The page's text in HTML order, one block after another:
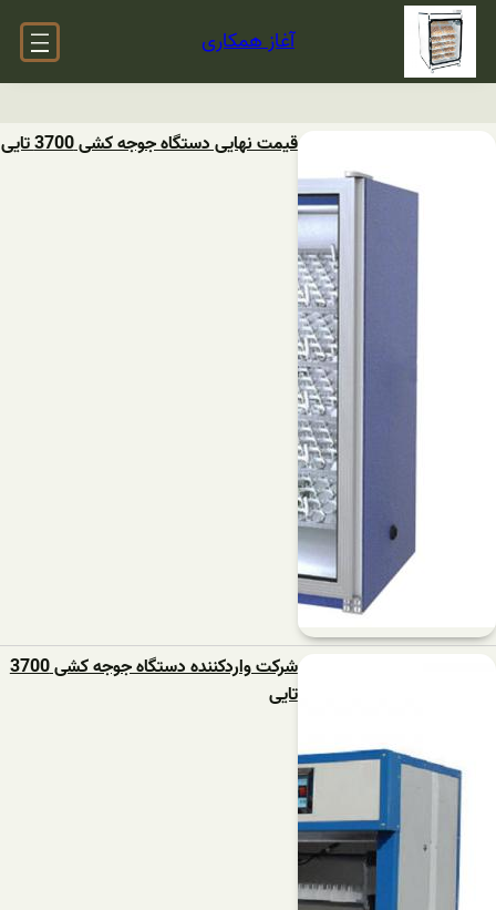
آغاز همکاری
قیمت نهایی دستگاه جوجه کشی 3700 تایی
شرکت واردکننده دستگاه جوجه کشی 3700
تایی